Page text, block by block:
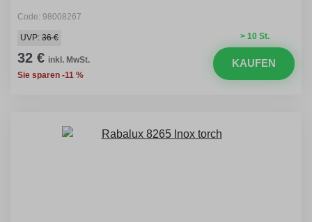
Code: 98008267
> 10 St.
UVP: 36 €
32 € inkl. MwSt.
Sie sparen -11 %
KAUFEN